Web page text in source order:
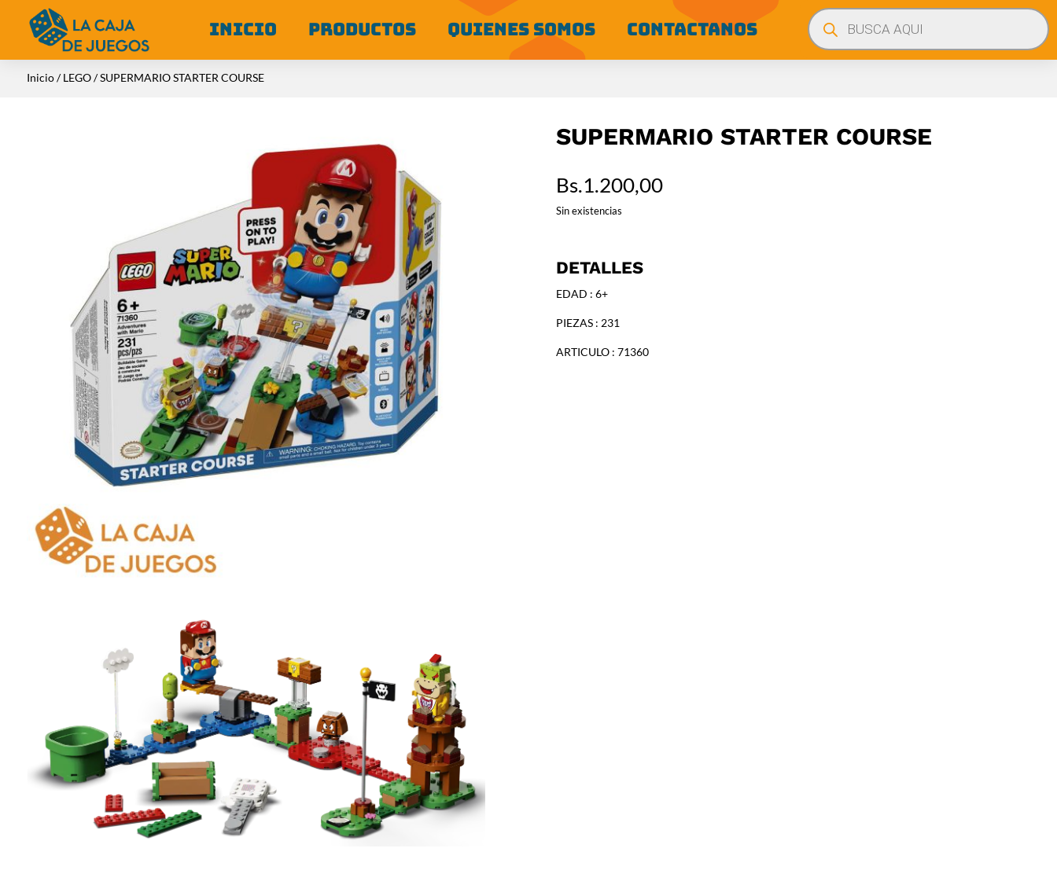
INICIO PRODUCTOS QUIENES SOMOS CONTACTANOS
Búsqueda
de
productos
Inicio/LEGO/ SUPERMARIO STARTER COURSE
SUPERMARIO STARTER COURSE
Bs.1.200,00
Sin existencias
DETALLES
EDAD : 6+
PIEZAS : 231
ARTICULO : 71360